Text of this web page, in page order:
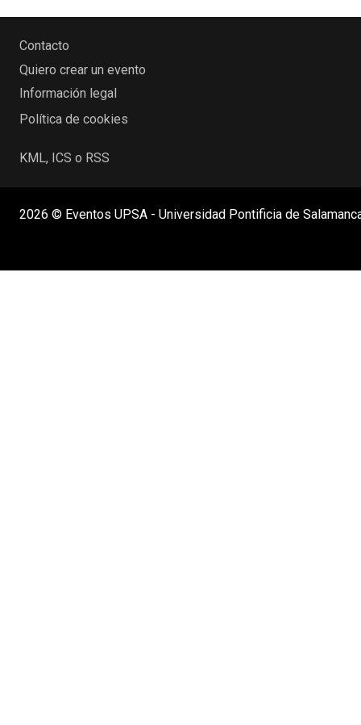
Contacto
Quiero crear un evento
Información legal
Política de cookies
KML, ICS o RSS
2026 © Eventos UPSA - Universidad Pontificia de